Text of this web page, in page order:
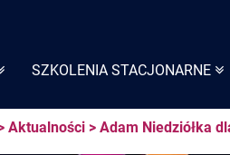
SZKOLENIA STACJONARNE
Aktualności > Adam Niedziółka